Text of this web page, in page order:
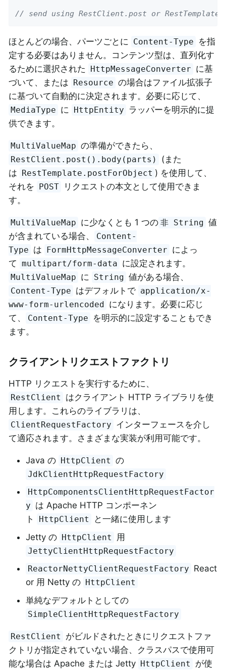
// send using RestClient.post or
ほとんどの場合、パーツごとに Content-Type
を指
定する必要はありません。コンテンツ型は、直列化す
るために選択された
HttpMessageConverter に基
づいて、または Resource の場合はファイル拡張子
に基づいて自動的に決定されます。必要に応じて、
MediaType に HttpEntity ラッパーを明示的に提
供できます。
MultiValueMap の準備ができたら、
RestClient.post().body(parts)
(また
は RestTemplate.postForObject ) を使用して、
それを POST
リクエストの本文として使用できま
す。
MultiValueMap に少なくとも 1 つの 非 String 値
が含まれている場合、
Content-
Type は FormHttpMessageConverter によっ
て multipart/form-data に設定されます。
MultiValueMap に String 値がある場合、
Content-Type はデフォルトで application/x-
www-form-urlencoded になります。必要に応じ
て、
Content-Type
を明示的に設定することもでき
ます。
クライアントリクエストファクトリ
HTTP リクエストを実行するために、
RestClient
はクライアント HTTP ライブラリを使
用します。これらのライブラリは、
ClientRequestFactory インターフェースを介し
て適応されます。さまざまな実装が利用可能です。
Java の HttpClient の
JdkClientHttpRequestFactory
HttpComponentsClientHttpRequestFactor
y は Apache HTTP コンポーネン
ト
HttpClient
と一緒に使用します
Jetty の HttpClient 用
JettyClientHttpRequestFactory
ReactorNettyClientRequestFactory React
or 用 Netty の HttpClient
単純なデフォルトとしての
SimpleClientHttpRequestFactory
RestClient
がビルドされたときにリクエストファ
クトリが指定されていない場合、クラスパスで使用可
能な場合は Apache または Jetty HttpClient
が使